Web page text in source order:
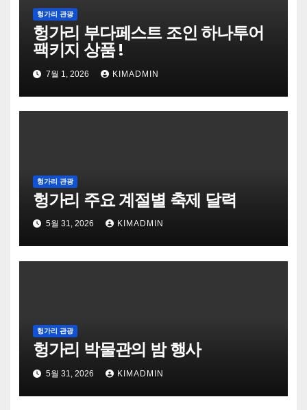
헝가리 관광
헝가리 부다페스트 조인 하나투어
팩키지 상품 !
7월 1, 2026 KIMADMIN
헝가리 관광
헝가리 주요 계절별 축제 달력
5월 31, 2026 KIMADMIN
헝가리 관광
헝가리 박물관의 밤 행사
5월 31, 2026 KIMADMIN